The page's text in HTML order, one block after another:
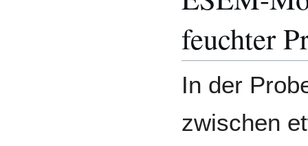
feuchter
In der
zwischen